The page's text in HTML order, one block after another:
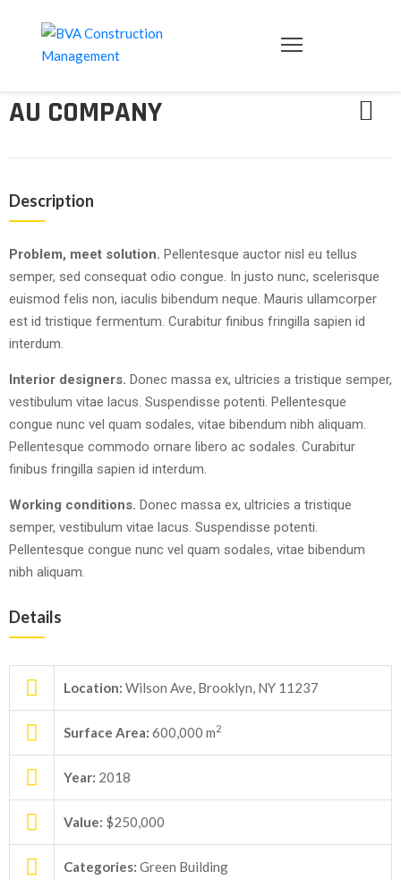
CONTACTO
AU COMPANY
Description
Problem, meet solution. Pellentesque auctor nisl eu tellus
semper, sed consequat odio congue. In justo nunc, scelerisque
euismod felis non, iaculis bibendum neque. Mauris ullamcorper
est id tristique fermentum. Curabitur finibus fringilla sapien id
interdum.
Interior designers. Donec massa ex, ultricies a tristique semper,
vestibulum vitae lacus. Suspendisse potenti. Pellentesque
congue nunc vel quam sodales, vitae bibendum nibh aliquam.
Pellentesque commodo ornare libero ac sodales. Curabitur
finibus fringilla sapien id interdum.
Working conditions. Donec massa ex, ultricies a tristique
semper, vestibulum vitae lacus. Suspendisse potenti.
Pellentesque congue nunc vel quam sodales, vitae bibendum
nibh aliquam.
Details
Location: Wilson Ave, Brooklyn, NY 11237
Surface Area: 600,000 m2
Year: 2018
Value: $250,000
Categories: Green Building